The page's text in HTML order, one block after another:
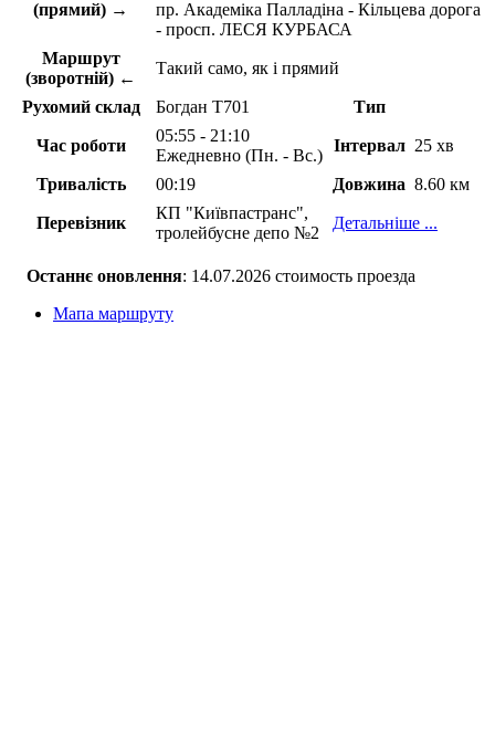
(прямий) →
пр. Академіка Палладіна - Кільцева дорога
- просп. ЛЕСЯ КУРБАСА
Маршрут
(зворотній) ←
Такий само, як і прямий
Рухомий склад Богдан Т701 Тип
Час роботи
05:55 - 21:10
Ежедневно (Пн. - Вс.)
Інтервал 25 хв
Тривалість 00:19 Довжина 8.60 км
Перевізник
КП "Київпастранс",
тролейбусне депо №2
Детальніше ...
Останнє оновлення: 14.07.2026 стоимость проезда
Мапа маршруту